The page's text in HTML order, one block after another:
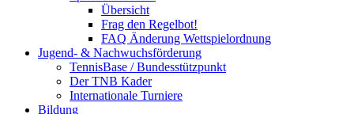
Übersicht
Frag den Regelbot!
FAQ Änderung Wettspielordnung
Jugend- & Nachwuchsförderung
TennisBase / Bundesstützpunkt
Der TNB Kader
Internationale Turniere
Bildung